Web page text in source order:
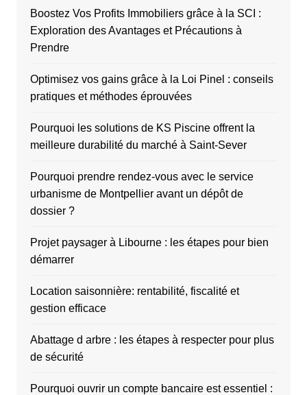
Boostez Vos Profits Immobiliers grâce à la SCI :
Exploration des Avantages et Précautions à
Prendre
Optimisez vos gains grâce à la Loi Pinel : conseils
pratiques et méthodes éprouvées
Pourquoi les solutions de KS Piscine offrent la
meilleure durabilité du marché à Saint-Sever
Pourquoi prendre rendez-vous avec le service
urbanisme de Montpellier avant un dépôt de
dossier ?
Projet paysager à Libourne : les étapes pour bien
démarrer
Location saisonnière: rentabilité, fiscalité et
gestion efficace
Abattage d arbre : les étapes à respecter pour plus
de sécurité
Pourquoi ouvrir un compte bancaire est essentiel :